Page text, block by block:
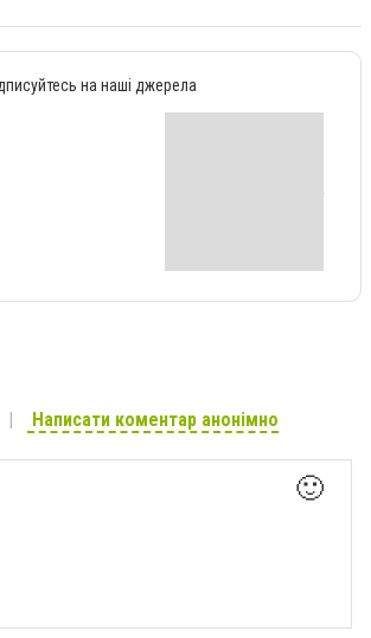
на наші джерела
Написати коментар анонімно
🙂